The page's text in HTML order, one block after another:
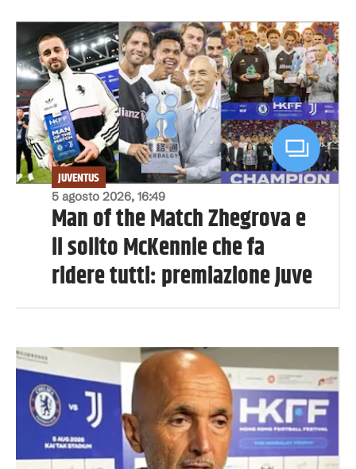
5 agosto 2026, 16:49
JUVENTUS
Man of the Match Zhegrova e
il solito McKennie che fa
ridere tutti: premiazione Juve